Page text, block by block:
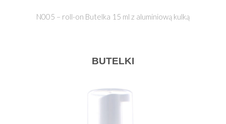
N005 – roll-on Butelka 15 ml z aluminiową kulką
BUTELKI